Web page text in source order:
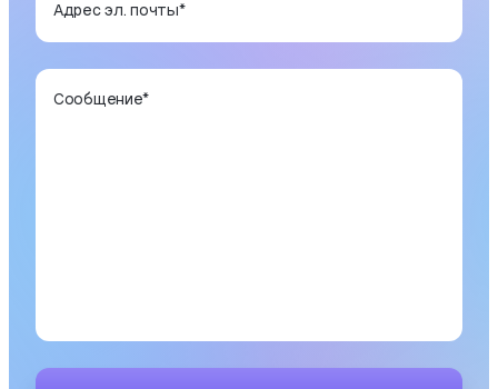
Адрес эл. почты*
Сообщение*